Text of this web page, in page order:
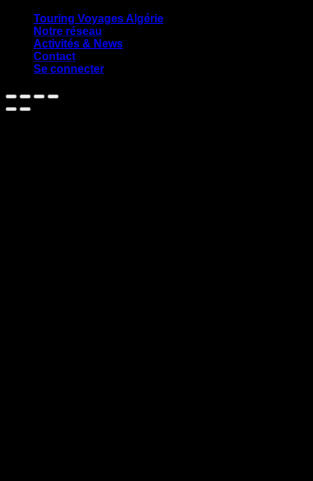
Touring Voyages Algérie
Notre réseau
Activités & News
Contact
Se connecter